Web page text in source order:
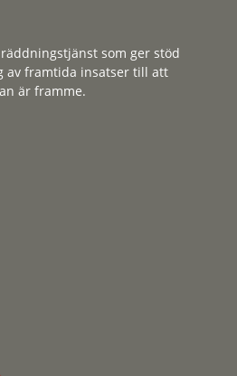
som ger stöd
av framtida insatser till att
är framme.